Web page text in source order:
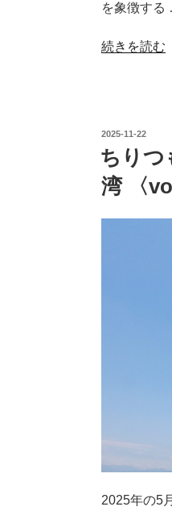
&
土
を象徴する
“ち
ル
で
行
く、
足
続きを読む
投
日:
2025-11-22
ちりつ
湾 〈
2025年の5